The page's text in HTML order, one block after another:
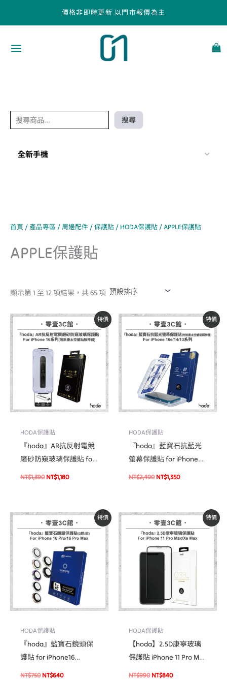
價格非即時更新 以門市報價為主
搜尋
全新手機
首頁 / 產品專區 /周邊配件 /保護貼 / HODA保護貼 / APPLE保護貼
APPLE保護貼
顯示第 1 至 12 項結果，共 65 項
特價
HODA保護貼
『hoda』AR抗反射電競
磨砂防窺玻璃保護貼 for
iPhone16系列
NT$1,390
原
始
價
格：
NT$1,390。
NT$1,180
目
前
價
格：
NT$1,180。
特價
HODA保護貼
『hoda』藍寶石抗藍光
螢幕保護貼 for iPhone
16e / 14 / 13 系列 手機玻
NT$2,490
原
始
價
格：
NT$2,490。
NT$1,350
目
前
價
格：
NT$1,350。
特價
HODA保護貼
『hoda』藍寶石鏡頭保
護貼 for iPhone16
Pro/Pro Max(3顆/組) 鏡
NT$750
原
始
價
格：
NT$750。
NT$640
目
前
價
格：
NT$640。
特價
HODA保護貼
【hoda】2.5D康寧玻璃
保護貼 iPhone 11 Pro Max
/ Xs Max 手機玻璃貼 保
NT$990
原
始
價
格：
NT$990。
NT$840
目
前
價
格：
NT$840。